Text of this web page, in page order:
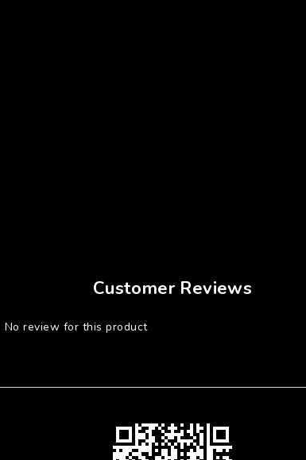
Customer Reviews
No review for this product